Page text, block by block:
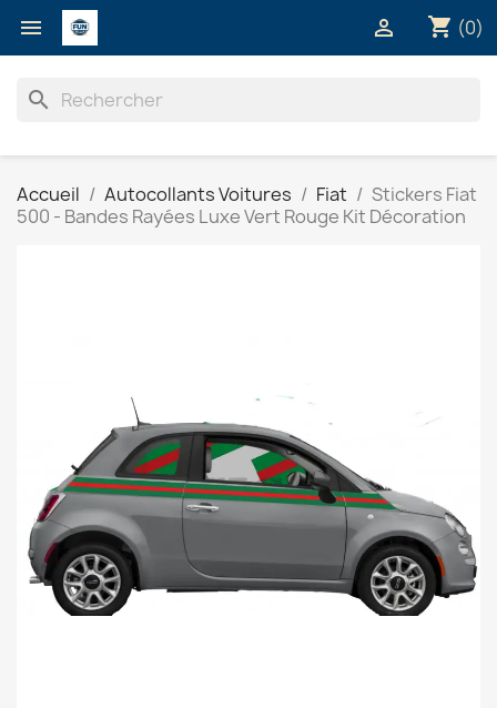
 shopping_cart (0)

search
Accueil Autocollants Voitures Fiat
Stickers Fiat
500 - Bandes Rayées Luxe Vert Rouge Kit Décoration